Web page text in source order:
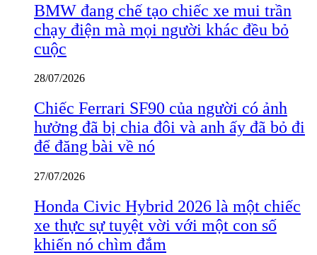
BMW đang chế tạo chiếc xe mui trần
chạy điện mà mọi người khác đều bỏ
cuộc
28/07/2026
Chiếc Ferrari SF90 của người có ảnh
hưởng đã bị chia đôi và anh ấy đã bỏ đi
để đăng bài về nó
27/07/2026
Honda Civic Hybrid 2026 là một chiếc
xe thực sự tuyệt vời với một con số
khiến nó chìm đắm